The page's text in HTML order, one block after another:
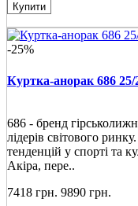
Купити
-25%
Куртка-анорак 686
686 - бренд
лідерів світового
тенденцій у спорті та
Акіра, пере..
7418 грн. 9890 грн.